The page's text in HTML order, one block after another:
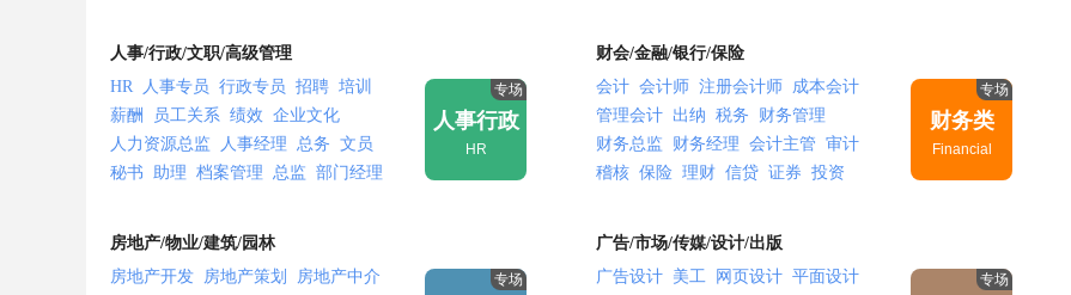
EHS
仓库文员
人事/行政/文职/高级管理
人事行政
HR
专场
HR 人事专员 行政专员 招聘 培训
薪酬
员工关系 绩效 企业文化
人力资源总监
人事经理 总务 文员
秘书 助理 档案管理 总监 部门经理
财会/金融/银行/保险
财务类
Financial
专场
会计 会计师 注册会计师
成本会计
管理会计 出纳 税务
财务管理
财务总监
财务经理 会计主管 审计
稽核 保险 理财 信贷 证券 投资
房地产/物业/建筑/园林
专场
房地产开发 房地产策划
房地产中介
广告/市场/传媒/设计/出版
专场
广告设计 美工 网页设计 平面设计